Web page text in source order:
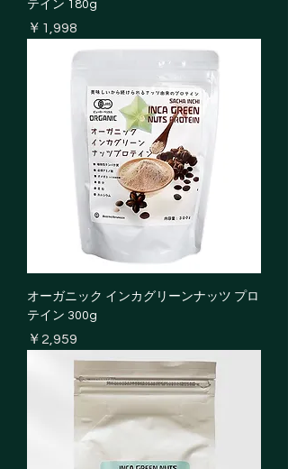
テイン 180g
価格
￥1,998
オーガニック インカグリーンナッツ プロ
テイン 300g
価格
￥2,959